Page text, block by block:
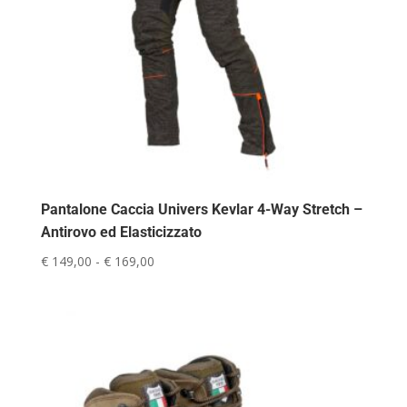
Pantalone Caccia Univers Kevlar 4-Way Stretch –
Antirovo ed Elasticizzato
€149,00 - €169,00Fascia
a
€ 169,00